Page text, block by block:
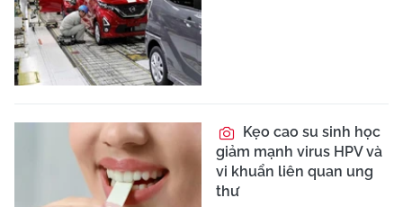
Kẹo cao su sinh học
giảm mạnh virus HPV và
vi khuẩn liên quan ung
thư